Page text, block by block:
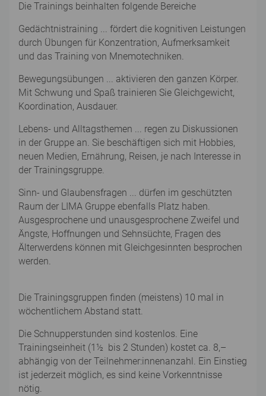
Die Trainings beinhalten folgende Bereiche
Gedächtnistraining ... fördert die kognitiven Leistungen
durch Übungen für Konzentration, Aufmerksamkeit
und das Training von Mnemotechniken.
Bewegungsübungen ... aktivieren den ganzen Körper.
Mit Schwung und Spaß trainieren Sie Gleichgewicht,
Koordination, Ausdauer.
Lebens- und Alltagsthemen ... regen zu Diskussionen
in der Gruppe an. Sie beschäftigen sich mit Hobbies,
neuen Medien, Ernährung, Reisen, je nach Interesse in
der Trainingsgruppe.
Sinn- und Glaubensfragen ... dürfen im geschützten
Raum der LIMA Gruppe ebenfalls Platz haben.
Ausgesprochene und unausgesprochene Zweifel und
Ängste, Hoffnungen und Sehnsüchte, Fragen des
Älterwerdens können mit Gleichgesinnten besprochen
werden.
Die Trainingsgruppen finden (meistens) 10 mal in
wöchentlichem Abstand statt.
Die Schnupperstunden sind kostenlos. Eine
Trainingseinheit (1½ bis 2 Stunden) kostet ca. 8,–
abhängig von der Teilnehmer:innenanzahl. Ein Einstieg
ist jederzeit möglich, es sind keine Vorkenntnisse
nötig.